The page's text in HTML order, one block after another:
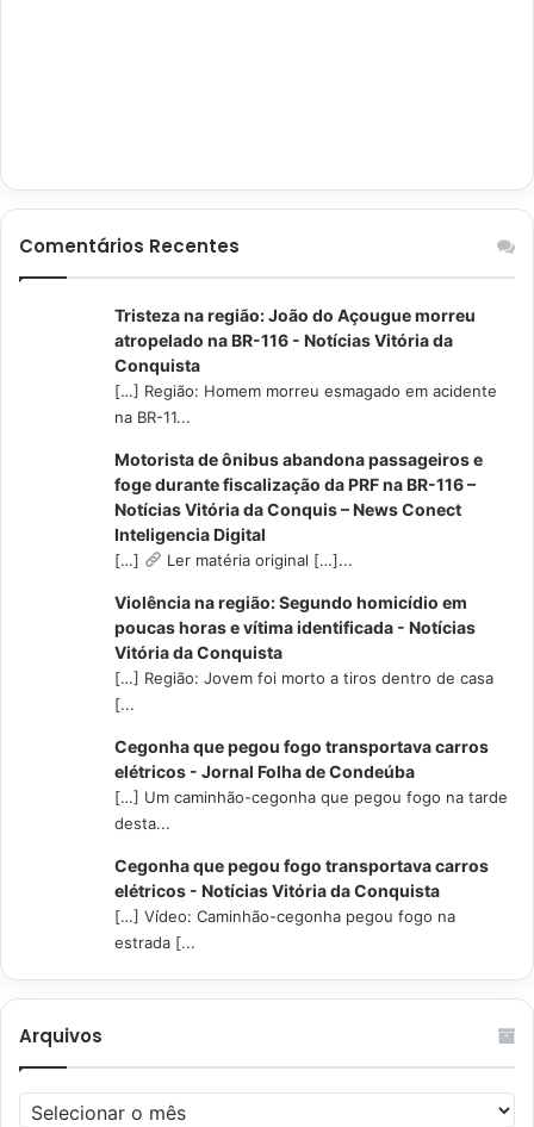
Comentários Recentes
Tristeza na região: João do Açougue morreu
atropelado na BR-116 - Notícias Vitória da
Conquista
[…] Região: Homem morreu esmagado em acidente
na BR-11...
Motorista de ônibus abandona passageiros e
foge durante fiscalização da PRF na BR-116 –
Notícias Vitória da Conquis – News Conect
Inteligencia Digital
[…] Ler matéria original […]...
Violência na região: Segundo homicídio em
poucas horas e vítima identificada - Notícias
Vitória da Conquista
[…] Região: Jovem foi morto a tiros dentro de casa
[...
Cegonha que pegou fogo transportava carros
elétricos - Jornal Folha de Condeúba
[…] Um caminhão-cegonha que pegou fogo na tarde
desta...
Cegonha que pegou fogo transportava carros
elétricos - Notícias Vitória da Conquista
[…] Vídeo: Caminhão-cegonha pegou fogo na
estrada [...
Arquivos
Arquivos